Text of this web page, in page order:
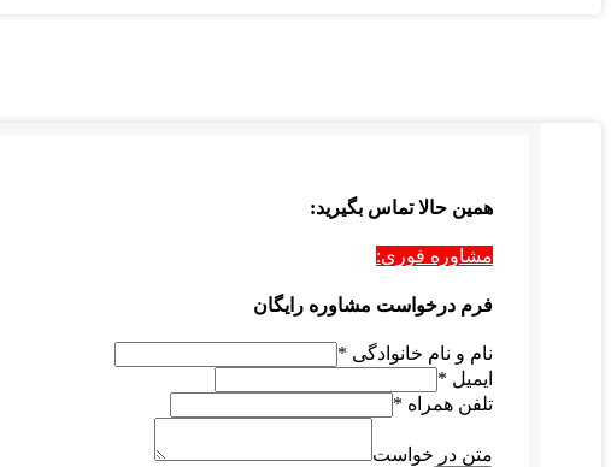
همین حالا تماس بگیرید:
مشاوره فوری:
فرم درخواست مشاوره رایگان
نام و نام خانوادگی *
ایمیل *
تلفن همراه *
متن در خواست